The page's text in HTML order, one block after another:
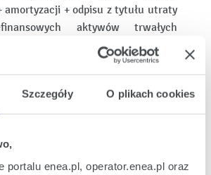
Szczegóły O plikach cookies
portalu enea.pl, operator.enea.pl oraz
amortyzacji + odpisu z tytułu utraty
aktywów trwałych
skonsolidowanym dla okresu
Wskaźnik EBITDA jest
w tym w szczególności
działa Grupa Kapitałowa
taka sama jak definicja oraz
obliczania tego wskaźnika w